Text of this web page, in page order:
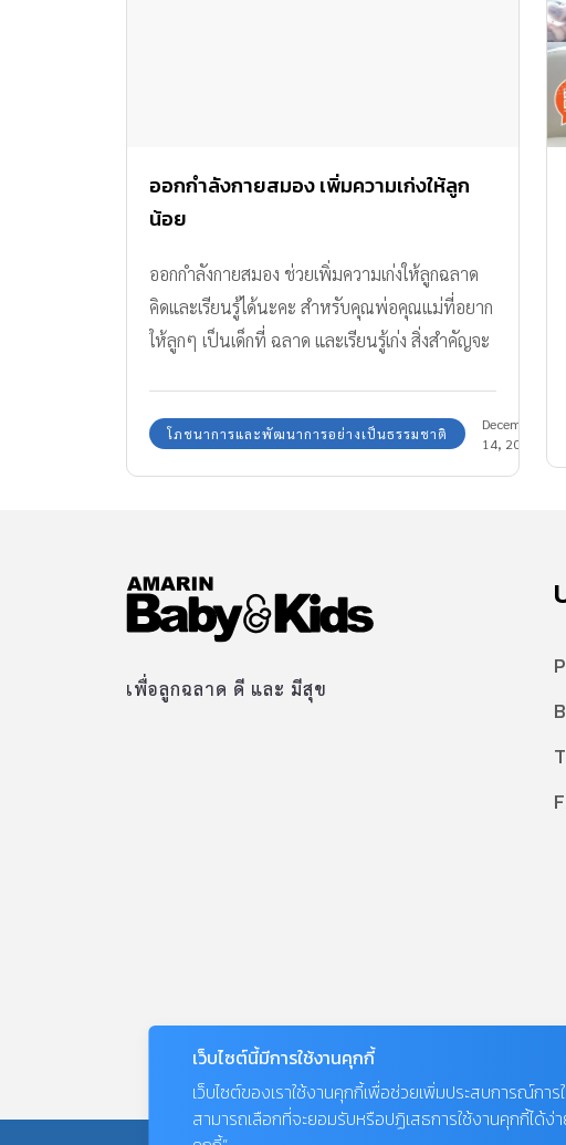
ออกกำลังกายสมอง เพิ่มความเก่งให้ลูก
น้อย
ออกกำลังกายสมอง ช่วยเพิ่มความเก่งให้ลูกฉลาด
คิดและเรียนรู้ได้นะคะ สำหรับคุณพ่อคุณแม่ที่อยาก
ให้ลูกๆ เป็นเด็กที่ ฉลาด และเรียนรู้เก่ง สิ่งสำคัญจะ
ด้วยการออกกำลังกายสมองได้อย่างไรกันบ้าง?
ออกกำลังกายสมอง เพิ่มความเก่งให้ลูก!! การกระตุ้น
ดีมากๆ ต่อ สมองของเด็ก และวิธีต่อไปนี้คือการ
ออกกำลังกายให้สมองของลูกน้อยได้ทำงานอย่าง
เต็มศักยภาพ ไปดูกันว่ามีอะไรบ้าง วิธีกระตุ้นสมอง
สามารถทำได้ตั้งแต่ลูก 2-5 ขวบขึ้นไปค่ะ 1. ฝึกให้
โภชนาการและพัฒนาการอย่างเป็นธรรมชาติ
December
14, 2017
เพื่อลูกฉลาด ดี และ มีสุข
เว็บไซต์นี้มีการใช้งานคุกกี้
เว็บไซต์ของเราใช้งานคุกกี้เพื่อช่วยเพิ่มประสบการณ์กา
สามารถเลือกที่จะยอมรับหรือปฏิเสธการใช้งานคุกกี้ได้ง่